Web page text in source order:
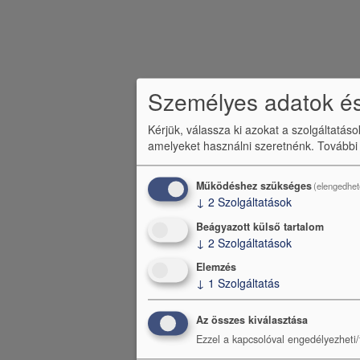
Személyes adatok
Kérjük, válassza ki azokat a
amelyeket használni szeretnénk.
Működéshez szükséges
↓ 2 Szolgáltatások
Beágyazott külső tartalom
↓ 2 Szolgáltatások
Elemzés
↓ 1 Szolgáltatás
Az összes kiválasztása
Ezzel a kapcsolóval